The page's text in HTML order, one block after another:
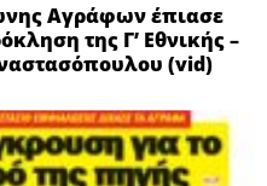
Αγράφων έπιασε
της Γ’ Εθνικής –
(vid)